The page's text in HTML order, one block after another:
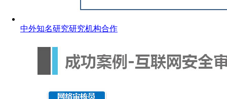
中外知名研究研究机构合作